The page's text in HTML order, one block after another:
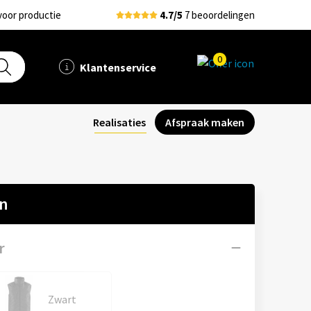
productie 4.7/5 7 beoordelingen
Klantenservice
0
Realisaties Afspraak maken
Zwart